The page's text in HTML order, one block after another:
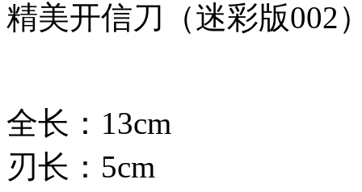
精美开信刀（迷彩版002
全长：13cm
刃长：5cm